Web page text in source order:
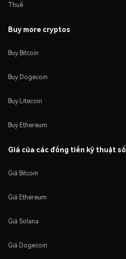
Thuế
Buy more cryptos
Buy Bitcoin
Buy Dogecoin
Buy Litecoin
Buy Ethereum
Giá của các đồng tiền kỹ thuật số
Giá Bitcoin
Giá Ethereum
Giá Solana
Giá Dogecoin